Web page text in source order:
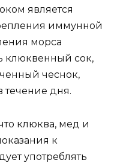
является
иммунной
морса
клюквенный сок,
чеснок,
течение дня.
клюква, мед и
к
употреблять